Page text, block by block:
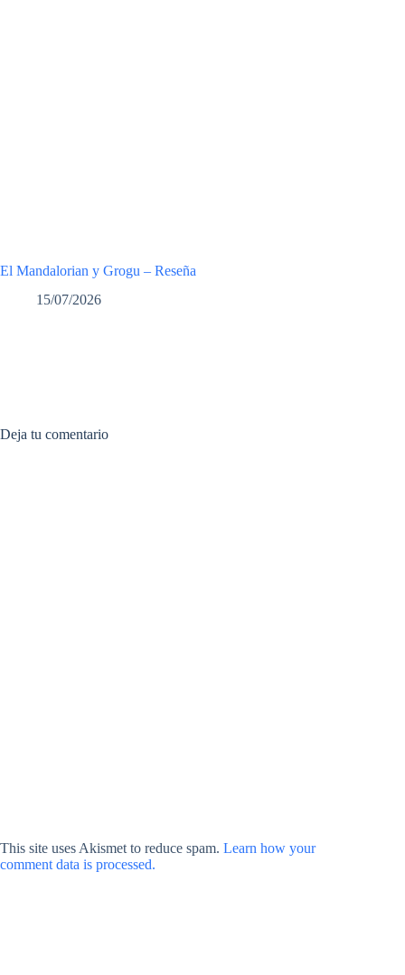
El Mandalorian y Grogu – Reseña
15/07/2026
Deja tu comentario
This site uses Akismet to reduce spam. Learn how your
comment data is processed.